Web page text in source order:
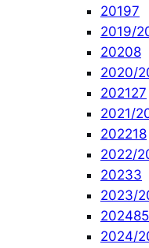
20197
2019/
20208
2020/
202127
2021/
202218
2022/
20233
2023/
202485
2024/